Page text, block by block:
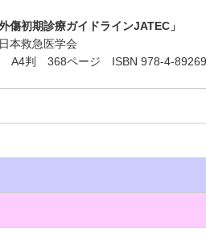
初期診療ガイドラインJATEC」
本救急医学会
A4判 368ページ ISBN 978-4-